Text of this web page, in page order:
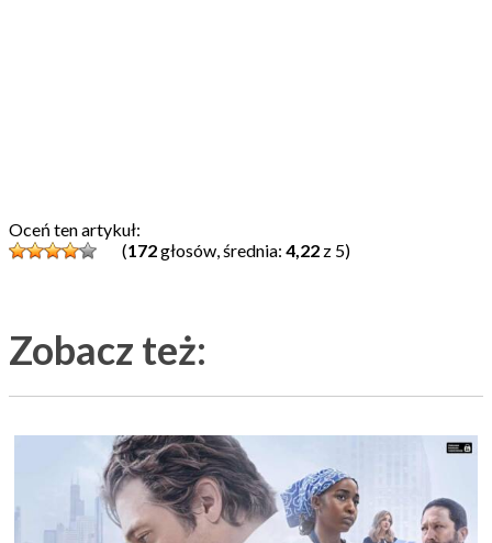
Oceń ten artykuł:
(172głosów, średnia: 4,22 z 5)
Zobacz też: